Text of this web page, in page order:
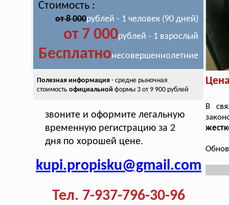
Стоимость :
от 8 000рублей - 1 человек (90 дней)
от 7 000рублей - 1 взрослый
Бесплатнонесовершеннолетние
Полезная информация - средне рыночная
стоимостьофициальной формы 3 от 9 900 рублей
звоните и оформите легальную
временную регистрацию за 2
дня по хорошей цене.
kupi.propisku@gmail.com
Тел. 7-937-796-30-96
В